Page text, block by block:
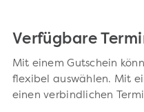
Verfügbare
Mit einem Gutschein
flexibel auswählen. Mit
einen verbindlichen